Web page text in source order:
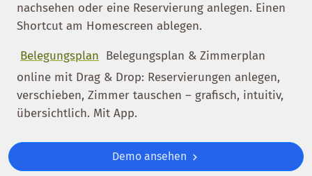
nachsehen oder eine Reservierung anlegen. Einen
Shortcut am Homescreen ablegen.
Belegungsplan Belegungsplan & Zimmerplan
online mit Drag & Drop: Reservierungen anlegen,
verschieben, Zimmer tauschen – grafisch, intuitiv,
übersichtlich. Mit App.
Demo ansehen